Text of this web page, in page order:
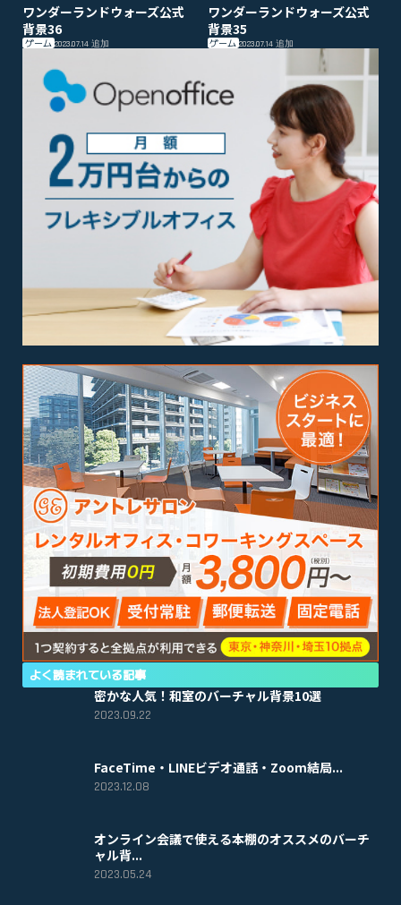
ワンダーランドウォーズ公式
背景36
ゲーム 2023.07.14 追加
ワンダーランドウォーズ公式
背景35
ゲーム 2023.07.14追加
よく読まれている記事
密かな人気！和室のバーチャル背景10選
2023.09.22
FaceTime・LINEビデオ通話・Zoom結局...
2023.12.08
オンライン会議で使える本棚のオススメのバーチ
ャル背...
2023.05.24